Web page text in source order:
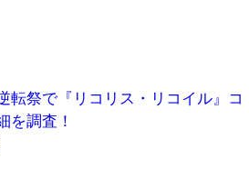
転祭で『リコリス・リコイル』コ
を調査！